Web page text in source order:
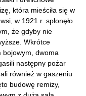
która mieściła się w
w 1921 r. spłonęło
że gdyby nie
Wkrótce
bojowym, dwoma
następny pożar
również w gaszeniu
budowę remizy,